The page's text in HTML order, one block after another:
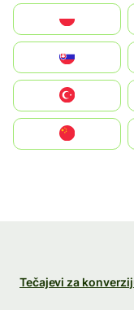
United States
中國香港特別行政區
Tečajevi za